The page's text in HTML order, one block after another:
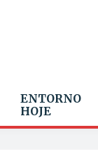
ENTORNO
HOJE